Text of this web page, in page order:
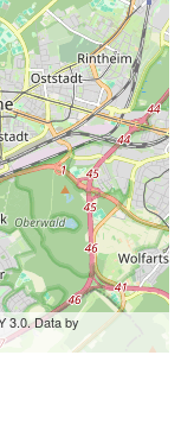
3.0. Data by